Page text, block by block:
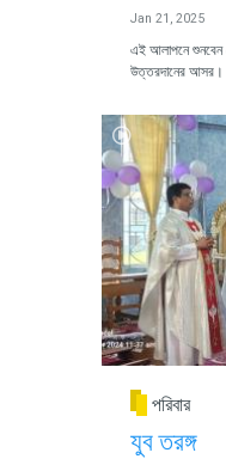
Jan 21, 2025
এই আলাপনে শুনবেন
উত্তরদানের আসর।
পরিবার
যুব তরঙ্গ